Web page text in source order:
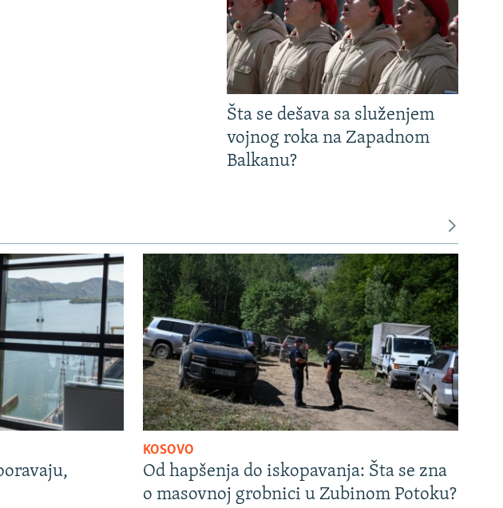
Šta se dešava sa služenjem
vojnog roka na Zapadnom
Balkanu?
KOSOVO
Od hapšenja do iskopavanja: Šta se zna
o masovnoj grobnici u Zubinom Potoku?